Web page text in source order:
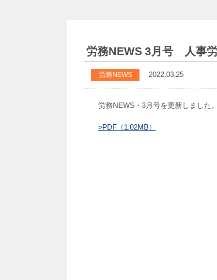
労務NEWS 3月号 人事
労務NEWS 2022.03.25
労務NEWS・3月号を更新しました
PDF（1.02MB）